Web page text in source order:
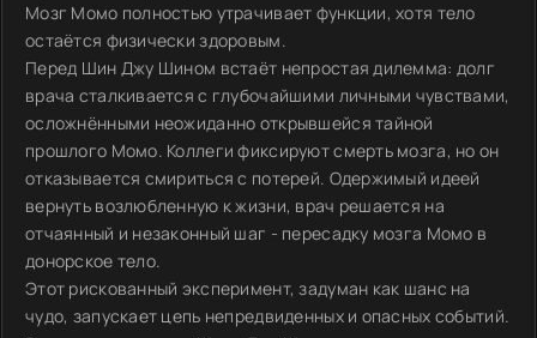
Мозг Момо полностью утрачивает функции, хотя тело
остаётся физически здоровым.
Перед Шин Джу Шином встаёт непростая дилемма: долг
врача сталкивается с глубочайшими личными чувствами,
осложнёнными неожиданно открывшейся тайной
прошлого Момо. Коллеги фиксируют смерть мозга, но он
отказывается смириться с потерей. Одержимый идеей
вернуть возлюбленную к жизни, врач решается на
отчаянный и незаконный шаг - пересадку мозга Момо в
донорское тело.
Этот рискованный эксперимент, задуман как шанс на
чудо, запускает цепь непредвиденных и опасных событий.